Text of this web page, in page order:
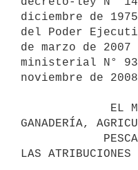
diciembre de
del Poder
de marzo de
ministerial N°
noviembre de
GANADERÍA,
LAS ATRIBUCIONES